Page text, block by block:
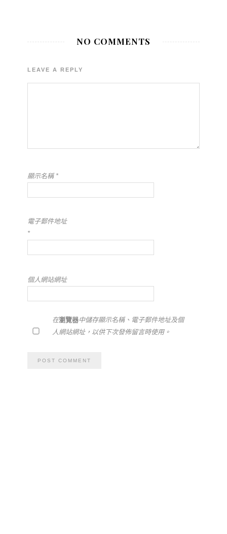
NO COMMENTS
LEAVE A REPLY
顯示名稱 *
電子郵件地址
*
個人網站網址
在瀏覽器中儲存顯示名稱、電子郵件地址及個
人網站網址，以供下次發佈留言時使用。